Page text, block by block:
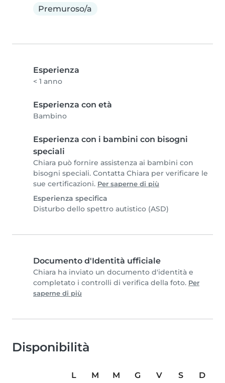
Premuroso/a
Esperienza
< 1 anno
Esperienza con età
Bambino
Esperienza con i bambini con bisogni
speciali
Chiara può fornire assistenza ai bambini con
bisogni speciali. Contatta Chiara per verificare le
sue certificazioni. Per saperne di più
Esperienza specifica
Disturbo dello spettro autistico (ASD)
Documento d'Identità ufficiale
Chiara ha inviato un documento d'identità e
completato i controlli di verifica della foto. Per
saperne di più
Disponibilità
L M M G V S
D